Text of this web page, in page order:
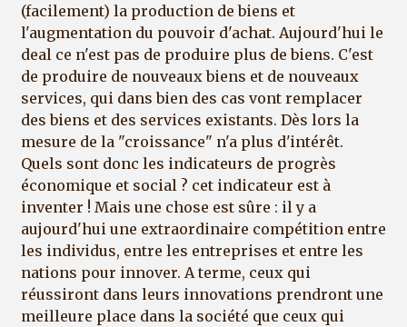
(facilement) la production de biens et
l'augmentation du pouvoir d'achat. Aujourd'hui le
deal ce n'est pas de produire plus de biens. C'est
de produire de nouveaux biens et de nouveaux
services, qui dans bien des cas vont remplacer
des biens et des services existants. Dès lors la
mesure de la "croissance" n'a plus d'intérêt.
Quels sont donc les indicateurs de progrès
économique et social ? cet indicateur est à
inventer ! Mais une chose est sûre : il y a
aujourd'hui une extraordinaire compétition entre
les individus, entre les entreprises et entre les
nations pour innover. A terme, ceux qui
réussiront dans leurs innovations prendront une
meilleure place dans la société que ceux qui